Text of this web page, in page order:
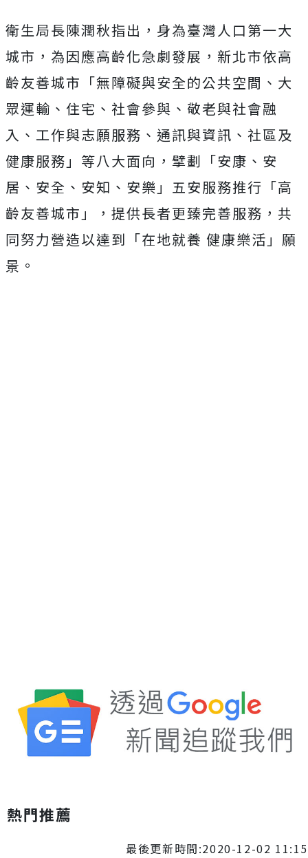
衛生局長陳潤秋指出，身為臺灣人口第一大
城市，為因應高齡化急劇發展，新北市依高
齡友善城市「無障礙與安全的公共空間、大
眾運輸、住宅、社會參與、敬老與社會融
入、工作與志願服務、通訊與資訊、社區及
健康服務」等八大面向，擘劃「安康、安
居、安全、安知、安樂」五安服務推行「高
齡友善城市」，提供長者更臻完善服務，共
同努力營造以達到「在地就養 健康樂活」願
景。
熱門推薦
最後更新時間:2020-12-02 11:15